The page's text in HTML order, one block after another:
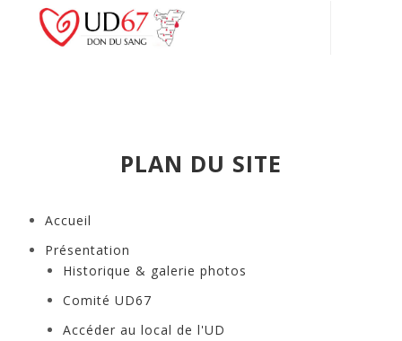
PLAN DU SITE
Accueil
Présentation
Historique & galerie photos
Comité UD67
Accéder au local de l'UD